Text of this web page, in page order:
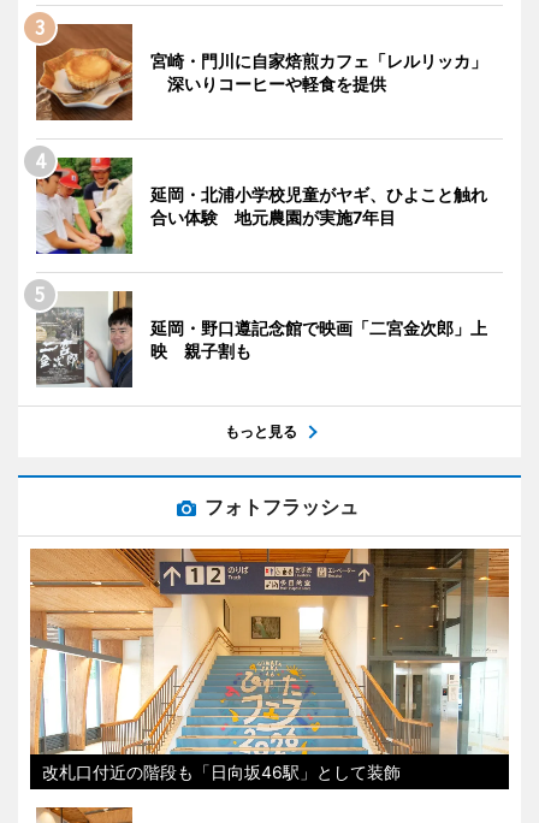
宮崎・門川に自家焙煎カフェ「レルリッカ」
深いりコーヒーや軽食を提供
延岡・北浦小学校児童がヤギ、ひよこと触れ
合い体験 地元農園が実施7年目
延岡・野口遵記念館で映画「二宮金次郎」上
映 親子割も
もっと見る
フォトフラッシュ
改札口付近の階段も「日向坂46駅」として装飾